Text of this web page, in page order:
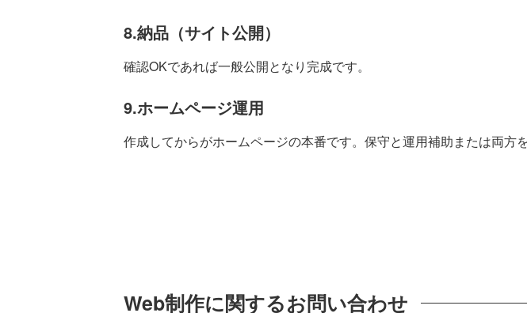
8.納品（サイト公開）
確認OKであれば一般公開となり完成です。
9.ホームページ運用
作成してからがホームページの本番です。保守と運用補助または両方
Web制作に関するお問い合わせ